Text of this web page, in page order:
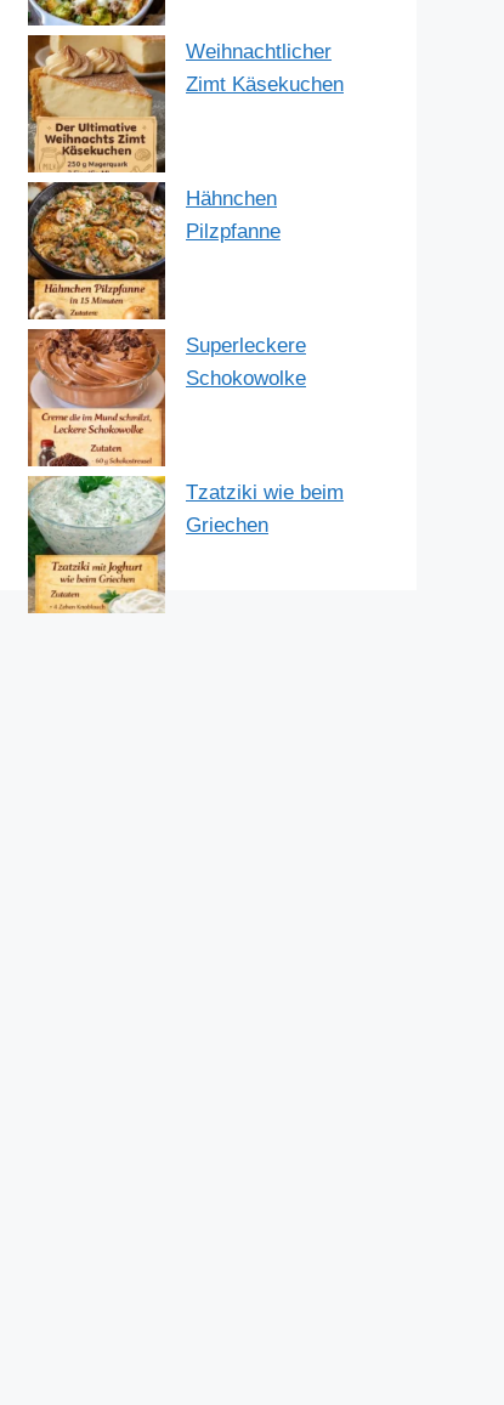
Weihnachtlicher
Zimt Käsekuchen
Hähnchen
Pilzpfanne
Superleckere
Schokowolke
Tzatziki wie beim
Griechen